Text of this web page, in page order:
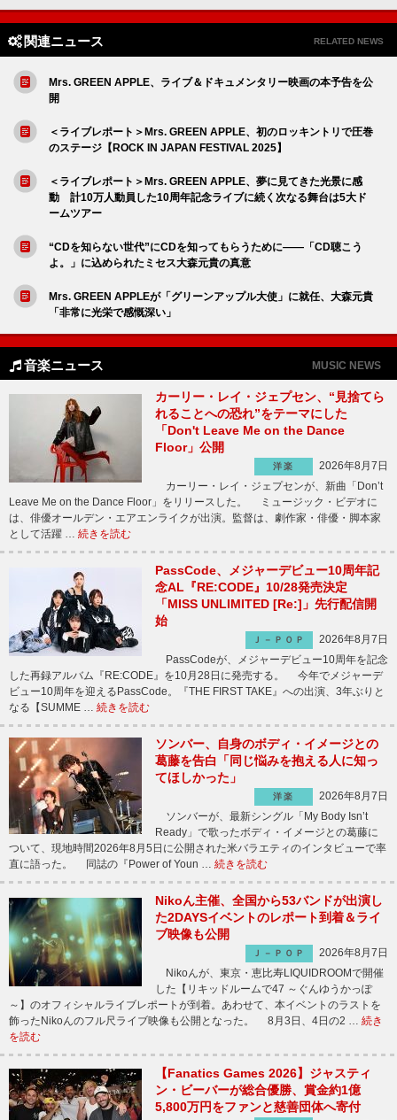
関連ニュース RELATED NEWS
Mrs. GREEN APPLE、ライブ＆ドキュメンタリー映画の本予告を公
開
＜ライブレポート＞Mrs. GREEN APPLE、初のロッキントリで圧巻
のステージ【ROCK IN JAPAN FESTIVAL 2025】
＜ライブレポート＞Mrs. GREEN APPLE、夢に見てきた光景に感
動 計10万人動員した10周年記念ライブに続く次なる舞台は5大ド
ームツアー
“CDを知らない世代”にCDを知ってもらうために――「CD聴こう
よ。」に込められたミセス大森元貴の真意
Mrs. GREEN APPLEが「グリーンアップル大使」に就任、大森元貴
「非常に光栄で感慨深い」
音楽ニュース MUSIC NEWS
カーリー・レイ・ジェプセン、“見捨てら
れることへの恐れ”をテーマにした
「Don't Leave Me on the Dance
Floor」公開
洋楽
2026年8月7日
カーリー・レイ・ジェプセンが、新曲「Don’t
Leave Me on the Dance Floor」をリリースした。 ミュージック・ビデオに
は、俳優オールデン・エアエンライクが出演。監督は、劇作家・俳優・脚本家
として活躍 … 続きを読む
PassCode、メジャーデビュー10周年記
念AL『RE:CODE』10/28発売決定
「MISS UNLIMITED [Re:]」先行配信開
始
Ｊ－ＰＯＰ
2026年8月7日
PassCodeが、メジャーデビュー10周年を記念
した再録アルバム『RE:CODE』を10月28日に発売する。 今年でメジャーデ
ビュー10周年を迎えるPassCode。『THE FIRST TAKE』への出演、3年ぶりと
なる【SUMME … 続きを読む
ソンバー、自身のボディ・イメージとの
葛藤を告白「同じ悩みを抱える人に知っ
てほしかった」
洋楽
2026年8月7日
ソンバーが、最新シングル「My Body Isn’t
Ready」で歌ったボディ・イメージとの葛藤に
ついて、現地時間2026年8月5日に公開された米バラエティのインタビューで率
直に語った。 同誌の『Power of Youn … 続きを読む
Nikoん主催、全国から53バンドが出演し
た2DAYSイベントのレポート到着＆ライ
ブ映像も公開
Ｊ－ＰＯＰ
2026年8月7日
Nikoんが、東京・恵比寿LIQUIDROOMで開催
した【リキッドルームで47 ～ぐんゆうかっぽ
～】のオフィシャルライブレポートが到着。あわせて、本イベントのラストを
飾ったNikoんのフル尺ライブ映像も公開となった。 8月3日、4日の2 … 続き
を読む
【Fanatics Games 2026】ジャスティ
ン・ビーバーが総合優勝、賞金約1億
5,800万円をファンと慈善団体へ寄付